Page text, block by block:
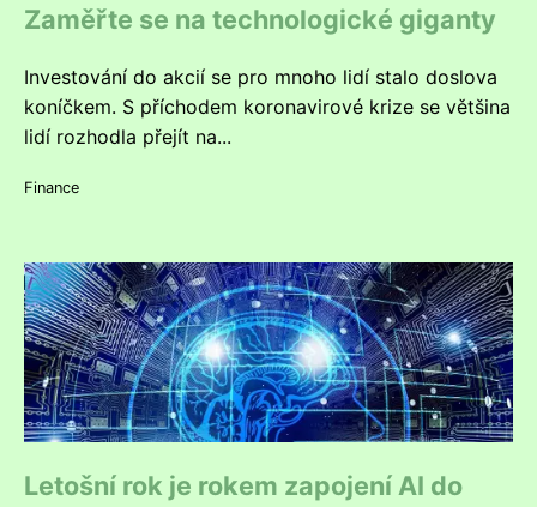
Zaměřte se na technologické giganty
Investování do akcií se pro mnoho lidí stalo doslova
koníčkem. S příchodem koronavirové krize se většina
lidí rozhodla přejít na...
Finance
Letošní rok je rokem zapojení AI do